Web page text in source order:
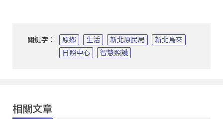
關鍵字： 原鄉 生活 新北原民局
新北烏來
日照中心
智慧照護
相關文章